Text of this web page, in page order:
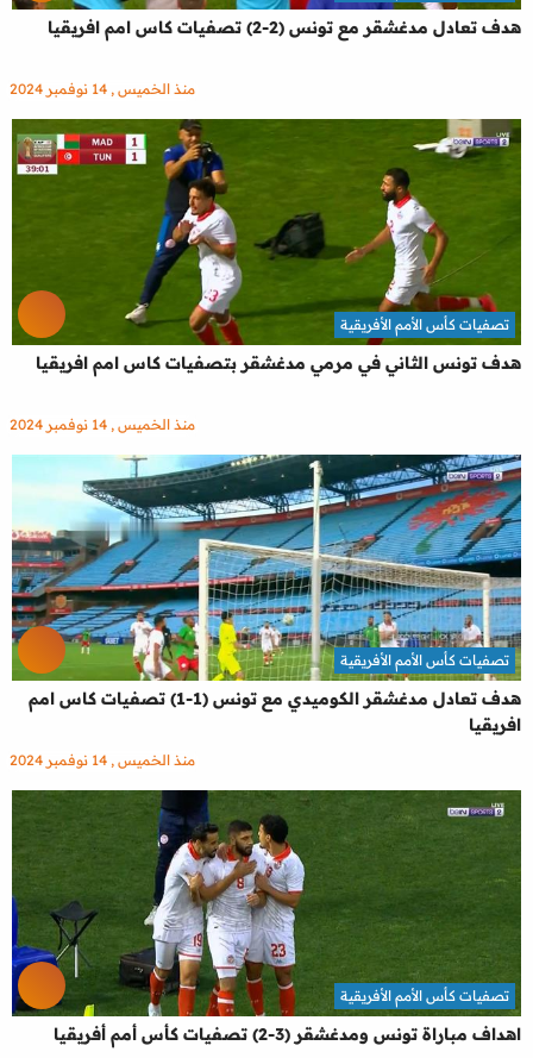
هدف تعادل مدغشقر مع تونس (2-2) تصفيات كاس امم افريقيا
منذ الخميس , 14 نوفمبر 2024
هدف تونس الثاني في مرمي مدغشقر بتصفيات كاس امم افريقيا
تصفيات كأس الأمم الأفريقية
منذ الخميس , 14 نوفمبر 2024
هدف تعادل مدغشقر الكوميدي مع تونس (1-1) تصفيات كاس امم
افريقيا
تصفيات كأس الأمم الأفريقية
منذ الخميس , 14 نوفمبر 2024
اهداف مباراة تونس ومدغشقر (3-2) تصفيات كأس أمم أفريقيا
تصفيات كأس الأمم الأفريقية